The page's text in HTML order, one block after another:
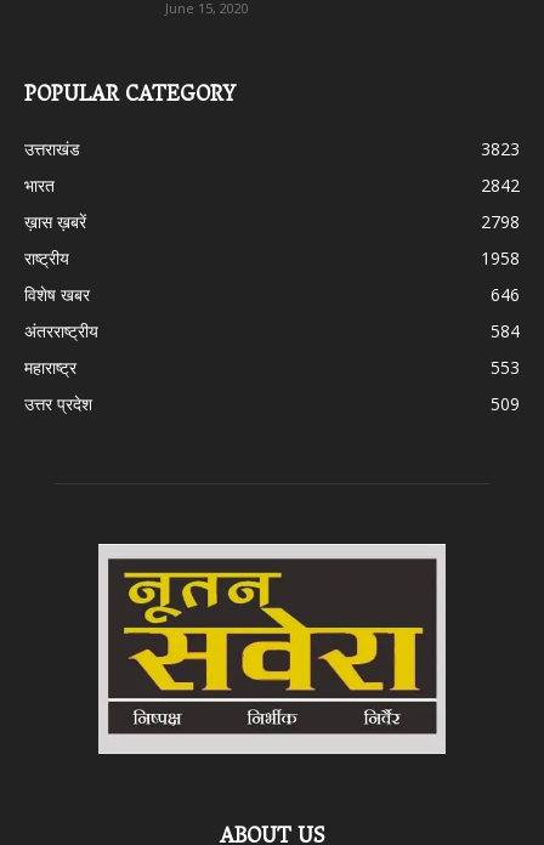
June 15, 2020
POPULAR CATEGORY
उत्तराखंड
3823
भारत
2842
ख़ास ख़बरें
2798
राष्ट्रीय
1958
विशेष खबर
646
अंतरराष्ट्रीय
584
महाराष्ट्र
553
उत्तर प्रदेश
509